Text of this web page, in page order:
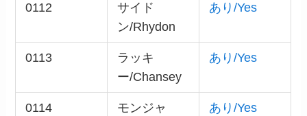
0112
サイド
ン/Rhydon
あり/Yes
0113
ラッキ
ー/Chansey
あり/Yes
0114
モンジャ
あり/Yes